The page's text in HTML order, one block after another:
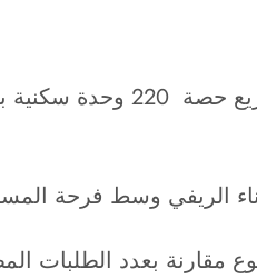
اشرفت السلطات الولائية
بعدد الطلبات